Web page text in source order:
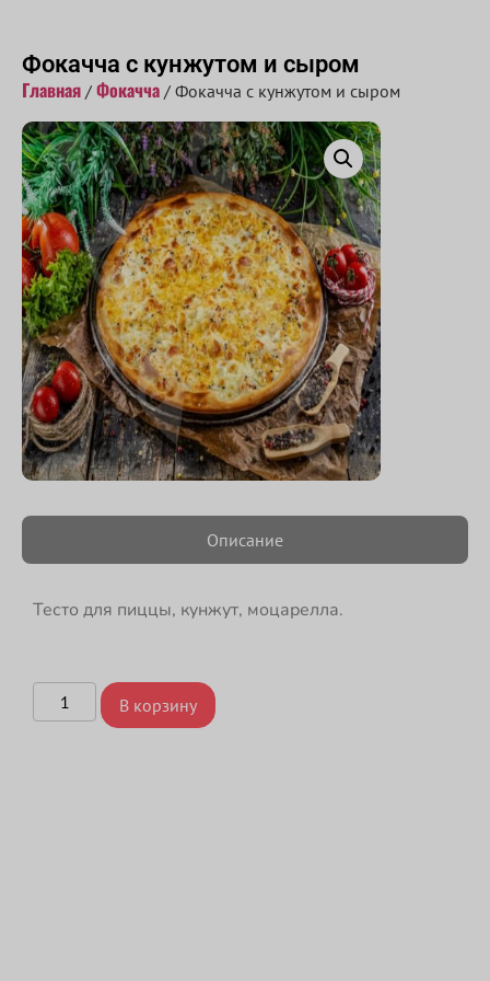
Фокачча с кунжутом и сыром
Главная / Фокачча / Фокачча с кунжутом и сыром
Описание
Тесто для пиццы, кунжут, моцарелла.
В корзину